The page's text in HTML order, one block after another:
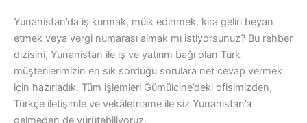
Yunanistan’da iş kurmak, mülk edinmek, kira geliri beyan
etmek veya vergi numarası almak mı istiyorsunuz? Bu rehber
dizisini, Yunanistan ile iş ve yatırım bağı olan Türk
müşterilerimizin en sık sorduğu sorulara net cevap vermek
için hazırladık. Tüm işlemleri Gümülcine’deki ofisimizden,
Türkçe iletişimle ve vekâletname ile siz Yunanistan’a
gelmeden de yürütebiliyoruz.